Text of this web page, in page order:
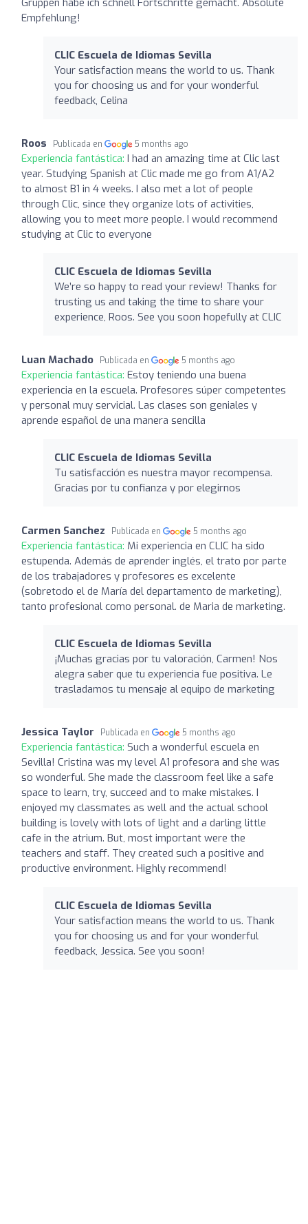
Empfehlung!
CLIC Escuela de Idiomas Sevilla
Your satisfaction means the world to us. Thank
you for choosing us and for your wonderful
feedback, Celina
Roos Publicada en 5 months ago
Experiencia fantástica: I had an amazing time at Clic last
year. Studying Spanish at Clic made me go from A1/A2
to almost B1 in 4 weeks. I also met a lot of people
through Clic, since they organize lots of activities,
allowing you to meet more people. I would recommend
studying at Clic to everyone
CLIC Escuela de Idiomas Sevilla
We’re so happy to read your review! Thanks for
trusting us and taking the time to share your
experience, Roos. See you soon hopefully at CLIC
Luan Machado Publicada en 5 months ago
Experiencia fantástica: Estoy teniendo una buena
experiencia en la escuela. Profesores súper competentes
y personal muy servicial. Las clases son geniales y
aprende español de una manera sencilla
CLIC Escuela de Idiomas Sevilla
Tu satisfacción es nuestra mayor recompensa.
Gracias por tu confianza y por elegirnos
Carmen Sanchez Publicada en 5 months ago
Experiencia fantástica: Mi experiencia en CLIC ha sido
estupenda. Además de aprender inglés, el trato por parte
de los trabajadores y profesores es excelente
(sobretodo el de María del departamento de marketing),
tanto profesional como personal. de Maria de marketing.
CLIC Escuela de Idiomas Sevilla
¡Muchas gracias por tu valoración, Carmen! Nos
alegra saber que tu experiencia fue positiva. Le
trasladamos tu mensaje al equipo de marketing
Jessica Taylor Publicada en 5 months ago
Experiencia fantástica: Such a wonderful escuela en
Sevilla! Cristina was my level A1 profesora and she was
so wonderful. She made the classroom feel like a safe
space to learn, try, succeed and to make mistakes. I
enjoyed my classmates as well and the actual school
building is lovely with lots of light and a darling little
cafe in the atrium. But, most important were the
teachers and staff. They created such a positive and
productive environment. Highly recommend!
CLIC Escuela de Idiomas Sevilla
Your satisfaction means the world to us. Thank
you for choosing us and for your wonderful
feedback, Jessica. See you soon!